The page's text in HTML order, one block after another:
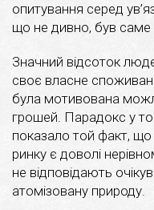
опитування серед
що не дивно, був саме
Значний відсоток
своє власне
була мотивована
грошей. Парадокс у
показало той факт, що
ринку є доволі
не відповідають
атомізовану природу.